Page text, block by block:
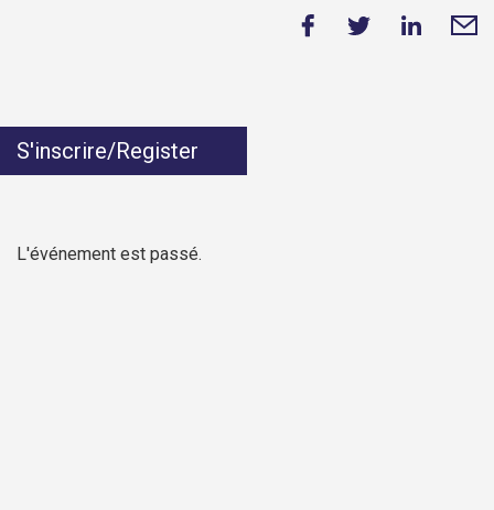
S'inscrire/Register
L'événement est passé.